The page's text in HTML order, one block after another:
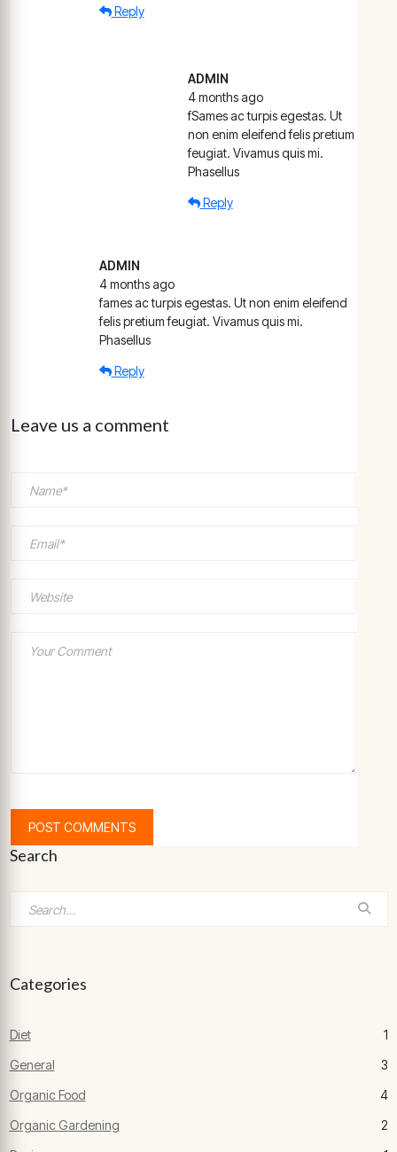
Reply
ADMIN
4 months ago
fSames ac turpis egestas. Ut
non enim eleifend felis pretium
feugiat. Vivamus quis mi.
Phasellus
Reply
ADMIN
4 months ago
fames ac turpis egestas. Ut non enim eleifend
felis pretium feugiat. Vivamus quis mi.
Phasellus
Reply
Leave us a comment
Search
Categories
Diet
1
General
3
Organic Food
4
Organic Gardening
2